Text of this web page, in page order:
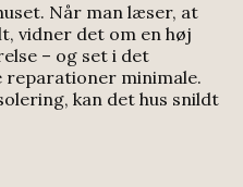
Når man læser, at
vidner det om en høj
– og set i det
reparationer minimale.
kan det hus snildt